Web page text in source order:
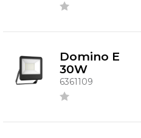
Domino E
30W
6361109